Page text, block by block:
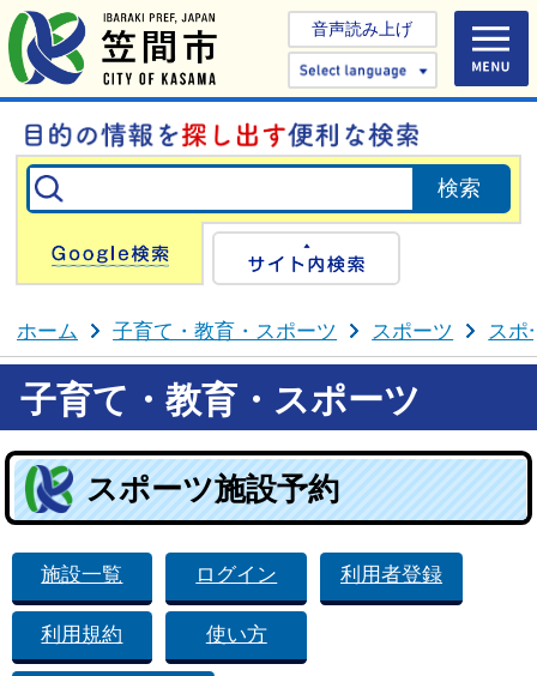
音声読み上げ
Select
Google検索
ホーム 子育て・教育・スポーツ スポーツ スポ
子育て・教育・スポーツ
スポーツ施設予約
施設一覧 ログイン 利用者登録
利用規約 使い方